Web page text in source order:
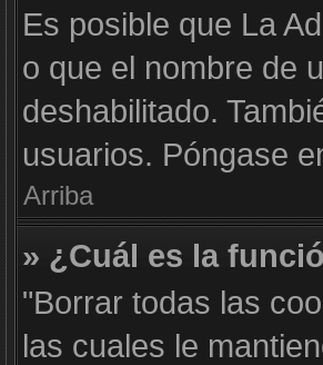
Es posible que La
o que el nombre de
deshabilitado.
usuarios. Póngase
Arriba
» ¿Cuál es la
"Borrar todas las
las cuales le